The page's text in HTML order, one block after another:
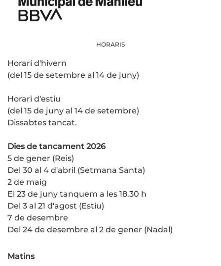
HORARIS
Horari d'hivern
(del 15 de setembre al 14 de juny)
Horari d'estiu
(del 15 de juny al 14 de setembre)
Dissabtes tancat.
Dies de tancament 2026
5 de gener (Reis)
Del 30 al 4 d'abril (Setmana Santa)
2 de maig
El 23 de juny tanquem a les 18.30 h
Del 3 al 21 d'agost (Estiu)
7 de desembre
Del 24 de desembre al 2 de gener (Nadal)
Matins